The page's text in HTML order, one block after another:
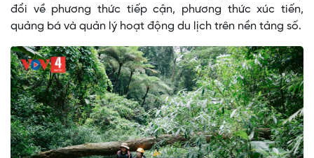
đổi về phương thức tiếp cận, phương thức xúc tiến,
quảng bá và quản lý hoạt động du lịch trên nền tảng số.